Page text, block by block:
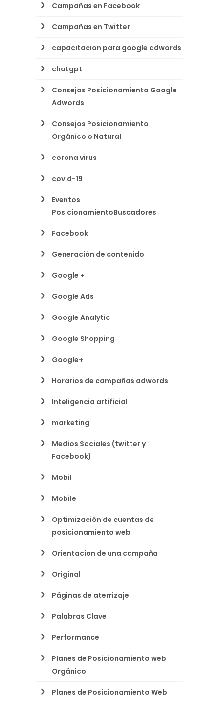
Campañas en Facebook
Campañas en Twitter
capacitacion para google adwords
chatgpt
Consejos Posicionamiento Google
Adwords
Consejos Posicionamiento
Orgánico o Natural
corona virus
covid-19
Eventos
PosicionamientoBuscadores
Facebook
Generación de contenido
Google +
Google Ads
Google Analytic
Google Shopping
Google+
Horarios de campañas adwords
Inteligencia artificial
marketing
Medios Sociales (twitter y
Facebook)
Mobil
Mobile
Optimización de cuentas de
posicionamiento web
Orientacion de una campaña
Original
Páginas de aterrizaje
Palabras Clave
Performance
Planes de Posicionamiento web
Orgánico
Planes de Posicionamiento Web